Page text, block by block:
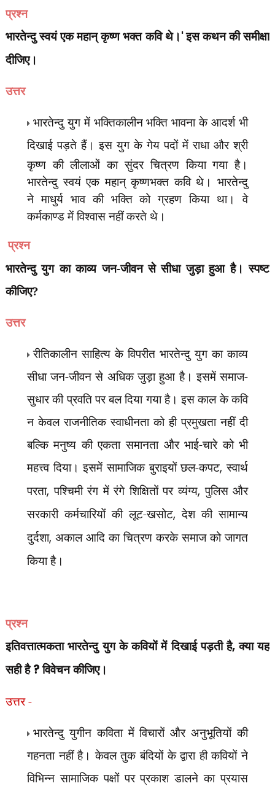
प्रश्न
भारतेन्दु स्वयं एक महान् कृष्ण भक्त कवि थे। 'इस कथन की समीक्षा
दीजिए।
उत्तर
भारतेन्दु युग में भक्तिकालीन भक्ति भावना के आदर्श भी
दिखाई पड़ते हैं। इस युग के गेय पदों में राधा औरश्री
कृष्ण की लीलाओं का सुंदर चित्रण किया गया है।
भारतेन्दु स्वयं एक महान् कृष्णभक्त कवि थे। भारतेन्दु
नेमाधुर्य भाव की भक्ति को ग्रहण किया था। वे
कर्मकाण्ड में विश्वास नहीं करते थे।
प्रश्न
भारतेन्दु युग का काव्य जन-जीवन से सीधा जुड़ा हुआ है। स्पष्ट
कीजिए?
उत्तर
रीतिकालीन साहित्य के विपरीत भारतेन्दु युग का काव्य
सीधा जन-जीवन से अधिक जुड़ा हुआ है। इसमें समाज-
सुधार की प्रवति पर बल दिया गया है। इस काल के कवि
न केवल राजनीतिक स्वाधीनता को ही प्रमुखता नहीं दी
बल्कि मनुष्य की एकता समानता और भाई-चारे को भी
महत्त्व दिया। इसमें सामाजिक बुराइयों छल-कपट,स्वार्थ
परता,पश्चिमी रंग में रंगे शिक्षितों पर व्यंग्य,पुलिस और
सरकारी कर्मचारियों की लूट-खसोट,देश की सामान्य
दुर्दशा, अकाल आदि का चित्रण करके समाज को जागत
किया है।
प्रश्न
इतिवत्तात्मकता भारतेन्दु युग के कवियों में दिखाई पड़ती है,क्या यह
सही है?विवेचन कीजिए।
उत्तर -
भारतेन्दु युगीन कविता में विचारों और अनुभूतियों की
गहनता नहीं है। केवल तुक बंदियों के द्वारा ही कवियों ने
विभिन्न सामाजिक पक्षों पर प्रकाश डालने का प्रयास